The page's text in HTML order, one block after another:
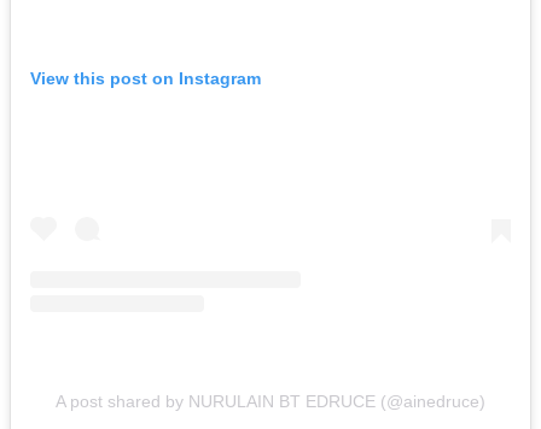
View this post on Instagram
A post shared by NURULAIN BT EDRUCE (@ainedruce)